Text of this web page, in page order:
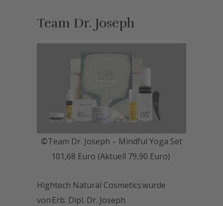
Team Dr. Joseph
©Team Dr. Joseph – Mindful Yoga Set
101,68 Euro (Aktuell 79,90 Euro)
Hightech Natural Cosmetics wurde
von Erb. Dipl. Dr. Joseph